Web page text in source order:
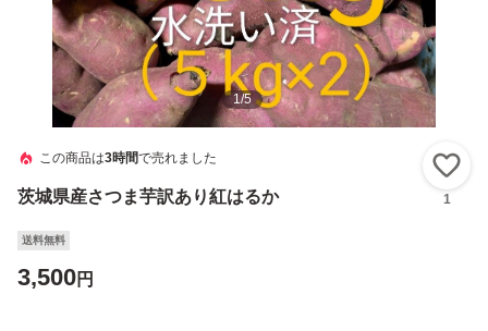
1/5
この商品は3時間で売れました
茨城県産さつま芋訳あり紅はるか 1
送料無料
3,500円